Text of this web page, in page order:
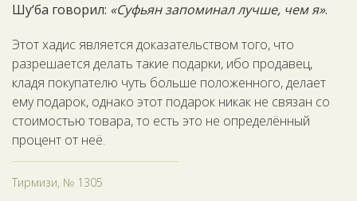
Шу‘ба говорил: «Суфьян запоминал лучше, чем я».
Этот хадис является доказательством того, что
разрешается делать такие подарки, ибо продавец,
кладя покупателю чуть больше положенного, делает
ему подарок, однако этот подарок никак не связан со
стоимостью товара, то есть это не определённый
процент от неё.
Тирмизи, № 1305